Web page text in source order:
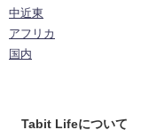
中近東
アフリカ
国内
Tabit Lifeについて